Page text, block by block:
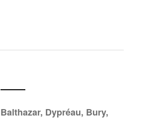
Balthazar, Dypréau, Bury,